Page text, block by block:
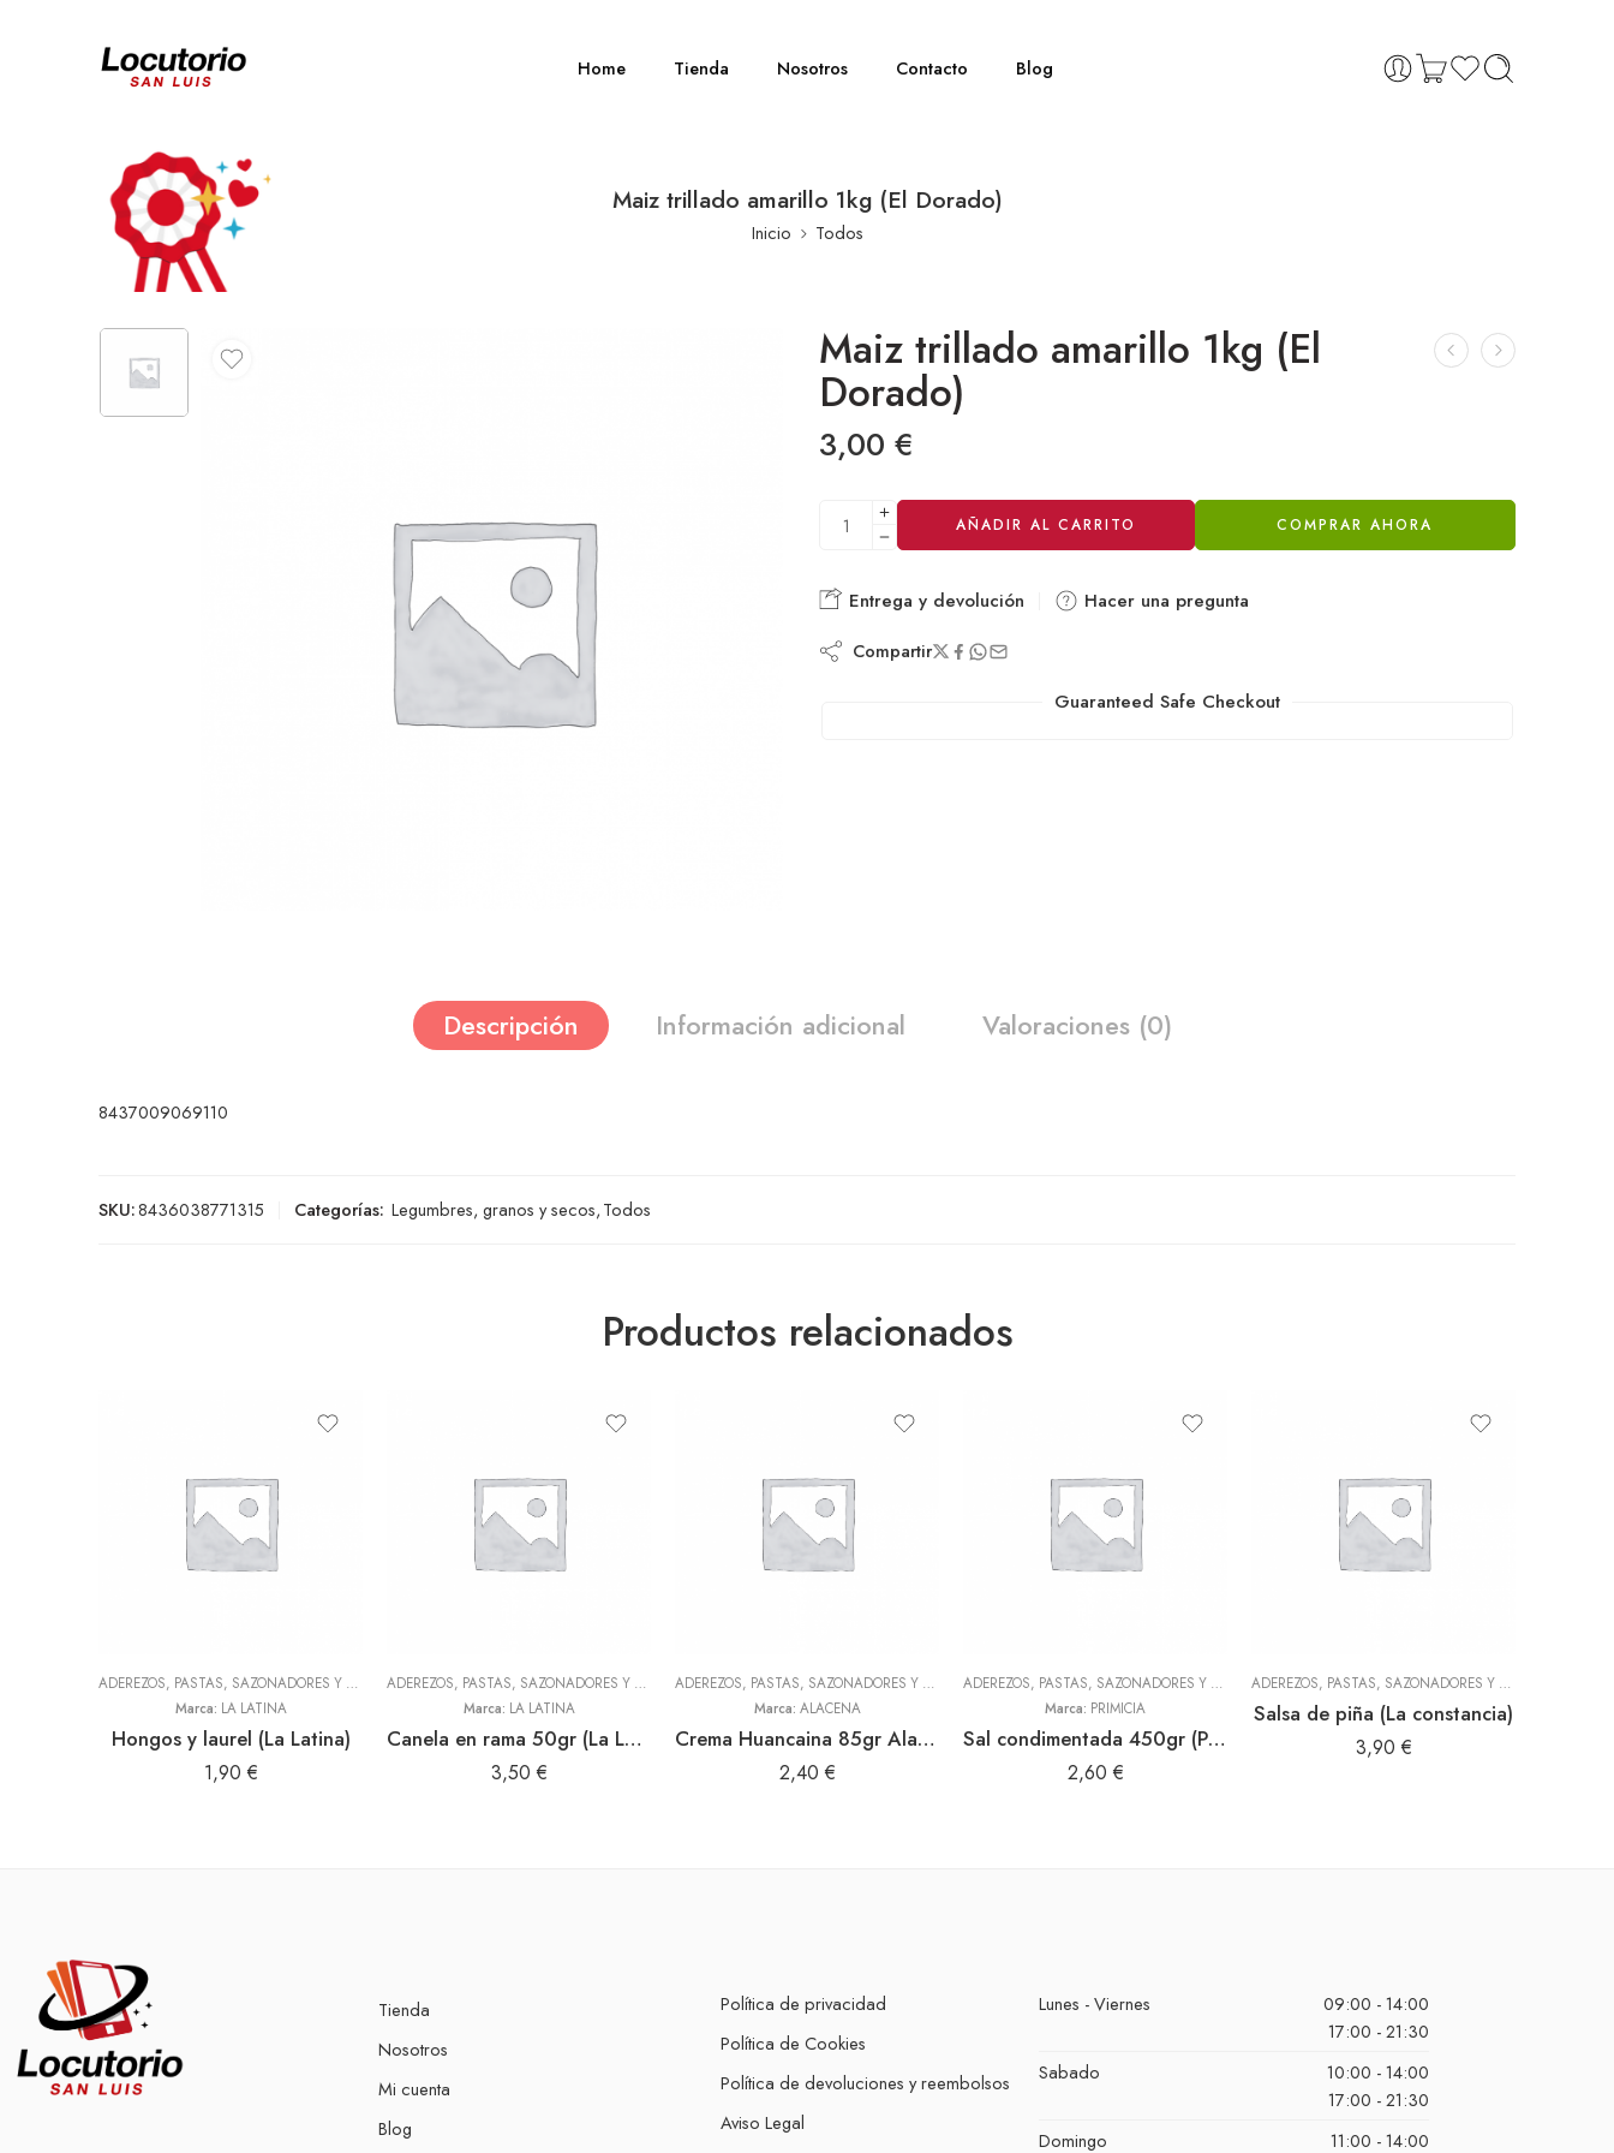
Home Tienda Nosotros Contacto Blog
Maiz trillado amarillo 1kg (El Dorado)
Inicio Todos
Maiz trillado amarillo 1kg (El
Dorado)
3,00 €
AÑADIR AL CARRITO COMPRAR AHORA
Alternative:
Entrega y devolución Hacer una pregunta
Compartir
Guaranteed Safe Checkout
Descripción Información adicional Valoraciones (0)
8437009069110
SKU:8436038771315 Categorías: Legumbres, granos y secos,Todos
Productos relacionados
ADEREZOS, PASTAS, SAZONADORES Y CONDIMENTOS ,TODOS
Marca: LA LATINA
Hongos y laurel (La Latina)
1,90 €
ADEREZOS, PASTAS, SAZONADORES Y CONDIMENTOS ,TODOS
Marca: LA LATINA
Canela en rama 50gr (La Latina)
3,50 €
ADEREZOS, PASTAS, SAZONADORES Y CONDIMENTOS ,TODOS
Marca: ALACENA
Crema Huancaina 85gr Alacena
2,40 €
ADEREZOS, PASTAS, SAZONADORES Y CONDIMENTOS ,TODOS
Marca: PRIMICIA
Sal condimentada 450gr (Primicia)
2,60 €
ADEREZOS, PASTAS, SAZONADORES Y CONDIMENTOS
Salsa de piña (La constancia)
3,90 €
Tienda
Nosotros
Mi cuenta
Blog
Política de privacidad
Política de Cookies
Política de devoluciones y reembolsos
Aviso Legal
Lunes - Viernes
09:00 - 14:00
17:00 - 21:30
Sabado
10:00 - 14:00
17:00 - 21:30
Domingo
11:00 - 14:00